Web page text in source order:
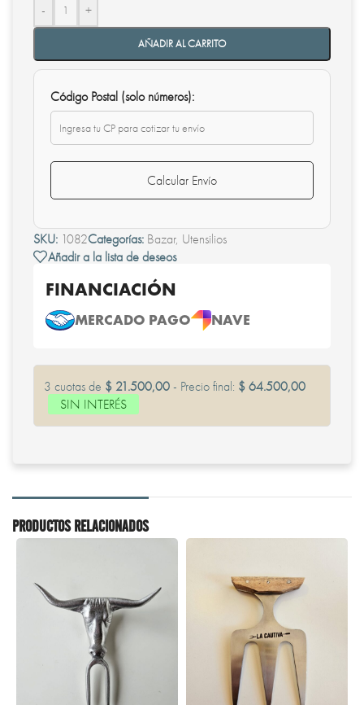
- +
AÑADIR AL CARRITO
Código Postal (solo números):
Calcular Envío
SKU: 1082Categorías: Bazar, Utensilios
Añadir a la lista de deseos
FINANCIACIÓN
MERCADO PAGO NAVE
3 cuotas de $ 21.500,00- Precio final: $ 64.500,00
SIN INTERÉS
PRODUCTOS RELACIONADOS